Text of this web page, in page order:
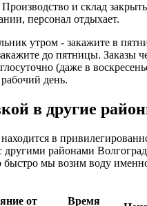
и склад
персонал отдыхает.
утром - закажите в
до пятницы. Заказы
(даже в
день.
в другие
в
районами
быстро мы возим воду
от
Время